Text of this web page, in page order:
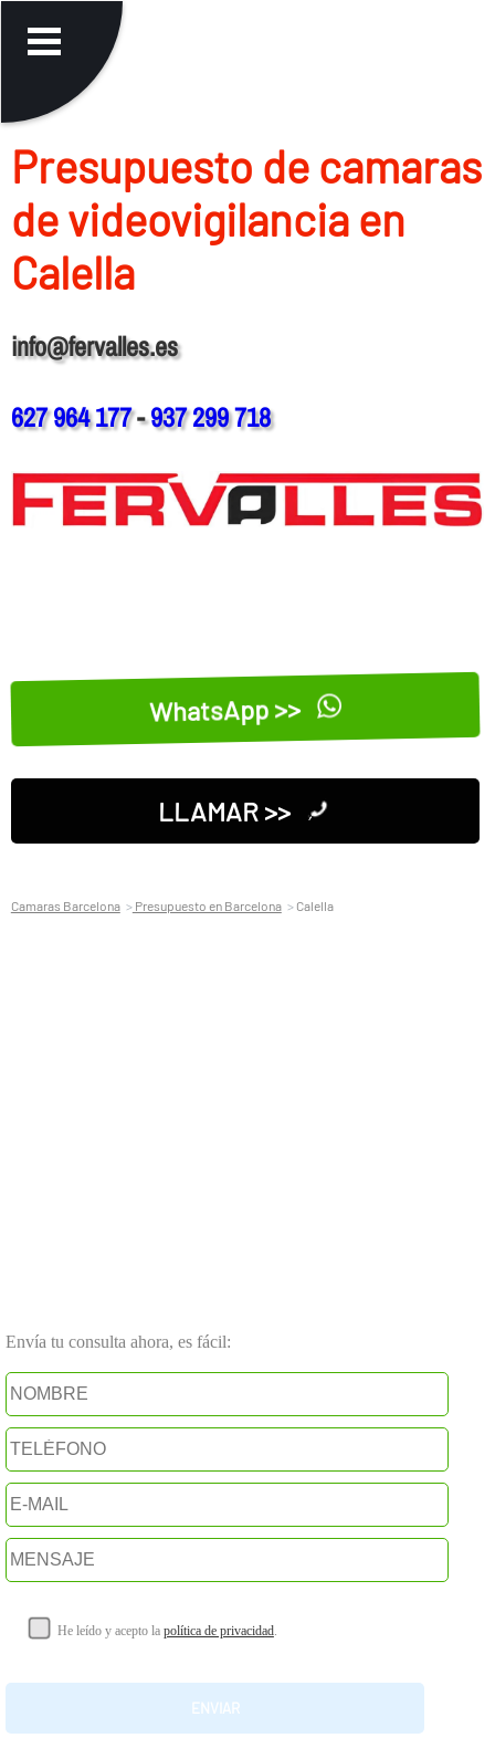
Presupuesto de camaras
de videovigilancia en
Calella
info@fervalles.es
627 964 177-937 299 718
WhatsApp >>
LLAMAR >>
Camaras Barcelona Presupuesto en Barcelona Calella
Envía tu consulta ahora, es fácil:
He leído y acepto la política de privacidad.